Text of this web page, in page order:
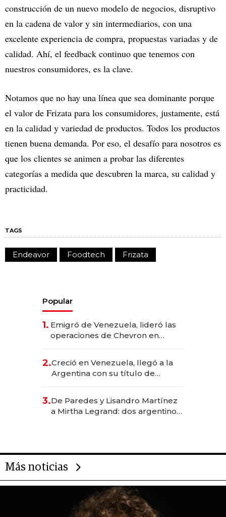
construcción de un nuevo modelo de negocios, disruptivo
en la cadena de valor y sin intermediarios, con una
excelente experiencia de compra, propuestas variadas y de
calidad. Ahí, el feedback continuo que tenemos con
nuestros consumidores, es la clave.
Notamos que no hay una línea que sea dominante porque
el valor de Frizata para los consumidores, justamente, está
en la calidad y variedad de productos. Todos los productos
tienen buena demanda. Por eso, el desafío para nosotros es
que los clientes se animen a probar las diferentes
categorías a medida que descubren la marca, su calidad y
practicidad.
TAGS
Endeavor Foodtech Frizata
Popular
1. Emigró de Venezuela, lideró las
operaciones de Chevron en
2.Creció en Venezuela, llegó a la
Argentina con su título de
las marcas "fast premium"
3.De Paredes y Lisandro Martínez
a Mirtha Legrand: dos argentinos
Más noticias